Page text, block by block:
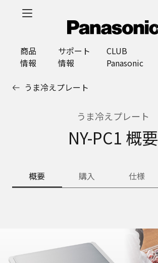
商品
情報
サポート
情報
CLUB
Panasonic
うま冷えプレート
うま冷えプレート
NY-PC1 概要
概要 購入 仕様